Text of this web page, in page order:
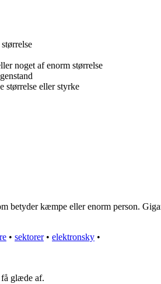
noget af enorm størrelse
størrelse eller styrke
betyder kæmpe eller enorm person.
• sektorer• elektronsky •
få glæde af.